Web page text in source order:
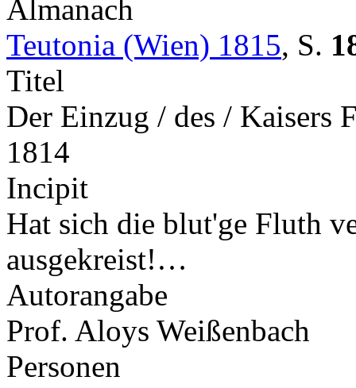
Almanach
Teutonia (Wien) 1815, S.
Titel
Der Einzug / des / Kaisers
1814
Incipit
Hat sich die blut'ge Fluth
ausgekreist!…
Autorangabe
Prof. Aloys Weißenbach
Personen